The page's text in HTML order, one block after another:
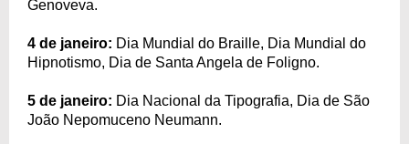
Genoveva.
4 de janeiro: Dia Mundial do Braille, Dia Mundial do
Hipnotismo, Dia de Santa Angela de Foligno.
5 de janeiro: Dia Nacional da Tipografia, Dia de São
João Nepomuceno Neumann.